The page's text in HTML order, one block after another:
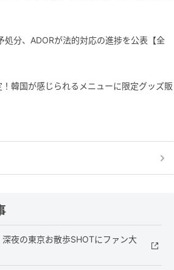
分、ADORが法的対応の進捗を公表【全
韓国が感じられるメニューに限定グッズ販
深夜の東京お散歩SHOTにファン大